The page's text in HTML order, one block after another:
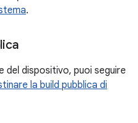
.
del dispositivo, puoi seguire
la build pubblica di